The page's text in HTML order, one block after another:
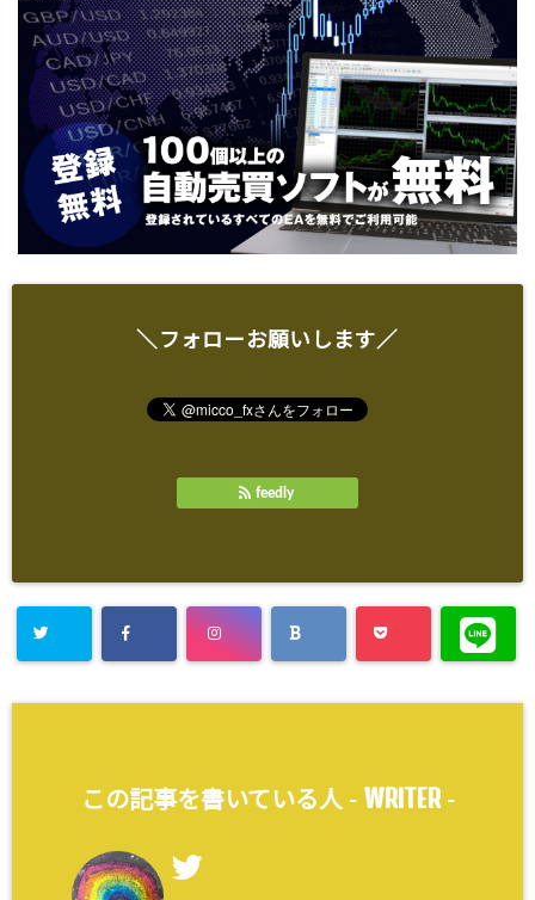
＼フォローお願いします／
feedly
この記事を書いている人 - WRITER-